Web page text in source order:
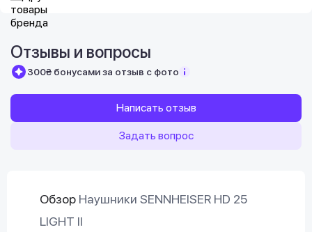
Отзывы и вопросы
300₴ бонусами за отзыв с фото
Написать отзыв
Задать вопрос
Обзор Наушники SENNHEISER HD 25
LIGHT II